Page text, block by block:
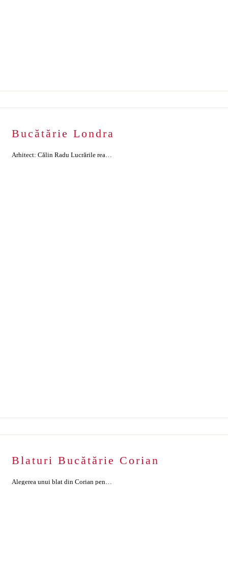
Bucătărie Londra
Blaturi Bucătărie Corian
Alegerea unui blat din Corian pentru bucătărie oferă durabilitate ridicată, rezistență la pete și ușurință în întreținere, datorită suprafeței sale netede și ne-poroase. De asemenea, acest material permite realizarea unor designuri personalizate, inclusiv forme și culori variate, adaptându-se perfect oricărui stil de decor. Blaturile din Corian sunt impermeabile, făcându-le rezistente la contactul frecvent cu apa, […]